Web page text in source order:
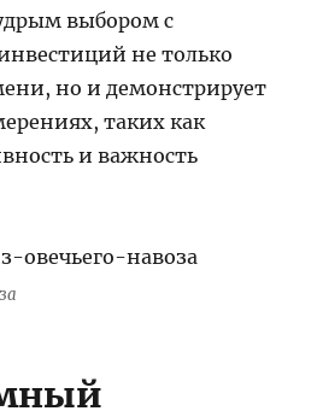
выбором с
не только
но и демонстрирует
таких как
и важность